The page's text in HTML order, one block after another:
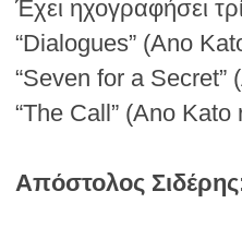
Έχει ηχογραφήσει
“Dialogues” (Ano
“Seven for a Secret”
“The Call” (Ano
Απόστολος